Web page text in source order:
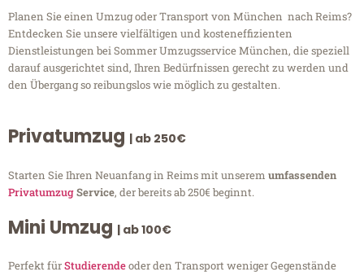
Planen Sie einen Umzug oder Transport von München nach Reims?
Entdecken Sie unsere vielfältigen und kosteneffizienten
Dienstleistungen bei Sommer Umzugsservice München, die speziell
darauf ausgerichtet sind, Ihren Bedürfnissen gerecht zu werden und
den Übergang so reibungslos wie möglich zu gestalten.
Privatumzug | ab 250€
Starten Sie Ihren Neuanfang in Reims mit unserem umfassenden
PrivatumzugService, der bereits ab 250€ beginnt.
Mini Umzug | ab 100€
Perfekt fürStudierendeoder den Transport weniger Gegenstände